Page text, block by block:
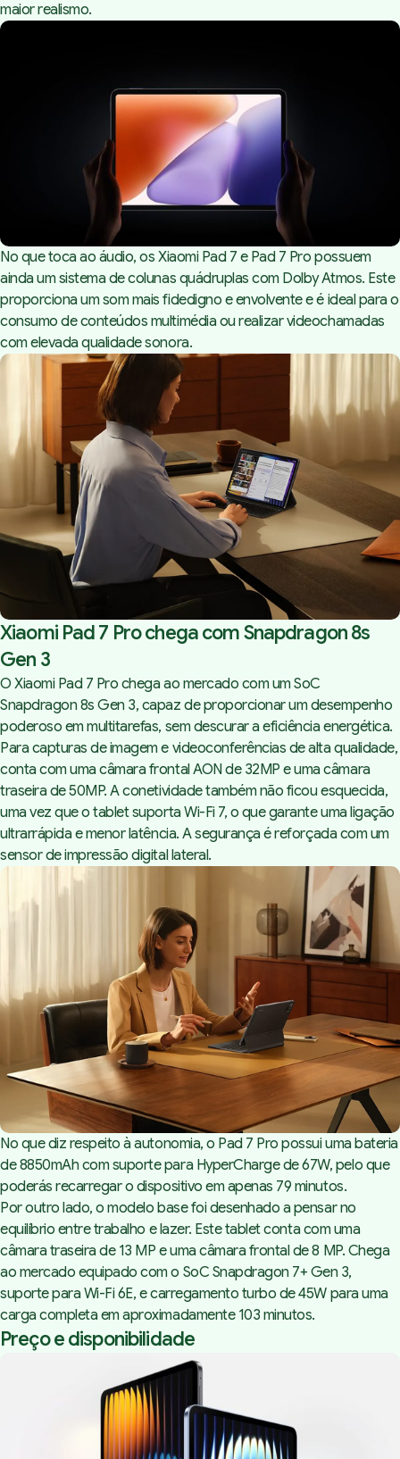
maior realismo.
No que toca ao áudio, os Xiaomi Pad 7 e Pad 7 Pro possuem
ainda um sistema de colunas quádruplas com Dolby Atmos. Este
proporciona um som mais fidedigno e envolvente e é ideal para o
consumo de conteúdos multimédia ou realizar videochamadas
com elevada qualidade sonora.
Xiaomi Pad 7 Pro chega com Snapdragon 8s
Gen 3
O Xiaomi Pad 7 Pro chega ao mercado com um SoC
Snapdragon 8s Gen 3, capaz de proporcionar um desempenho
poderoso em multitarefas, sem descurar a eficiência energética.
Para capturas de imagem e videoconferências de alta qualidade,
conta com uma câmara frontal AON de 32MP e uma câmara
traseira de 50MP. A conetividade também não ficou esquecida,
uma vez que o tablet suporta Wi-Fi 7, o que garante uma ligação
ultrarrápida e menor latência. A segurança é reforçada com um
sensor de impressão digital lateral.
No que diz respeito à autonomia, o Pad 7 Pro possui uma bateria
de 8850mAh com suporte para HyperCharge de 67W, pelo que
poderás recarregar o dispositivo em apenas 79 minutos.
Por outro lado, o modelo base foi desenhado a pensar no
equilíbrio entre trabalho e lazer. Este tablet conta com uma
câmara traseira de 13 MP e uma câmara frontal de 8 MP. Chega
ao mercado equipado com o SoC Snapdragon 7+ Gen 3,
suporte para Wi-Fi 6E, e carregamento turbo de 45W para uma
carga completa em aproximadamente 103 minutos.
Preço e disponibilidade